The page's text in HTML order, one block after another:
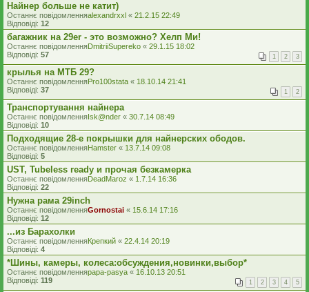
Найнер больше не катит)
Останнє повідомленняalexandrxxl « 21.2.15 22:49
Відповіді: 12
багажник на 29er - это возможно? Хелп Ми!
Останнє повідомленняDmitriiSupereko « 29.1.15 18:02
Відповіді: 57 1 2 3
крылья на МТБ 29?
Останнє повідомленняPro100stata « 18.10.14 21:41
Відповіді: 37 1 2
Транспортування найнера
Останнє повідомленняIsk@nder « 30.7.14 08:49
Відповіді: 10
Подходящие 28-е покрышки для найнерских ободов.
Останнє повідомленняHamster « 13.7.14 09:08
Відповіді: 5
UST, Tubeless ready и прочая безкамерка
Останнє повідомленняDeadMaroz « 1.7.14 16:36
Відповіді: 22
Нужна рама 29inch
Останнє повідомленняGornostai « 15.6.14 17:16
Відповіді: 12
...из Барахолки
Останнє повідомленняКрепкий « 22.4.14 20:19
Відповіді: 4
*Шины, камеры, колеса:обсуждения,новинки,выбор*
Останнє повідомленняpapa-pasya « 16.10.13 20:51
Відповіді: 119 1 2 3 4 5